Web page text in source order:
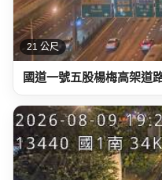
21 公尺
國道一號五股楊梅高架道